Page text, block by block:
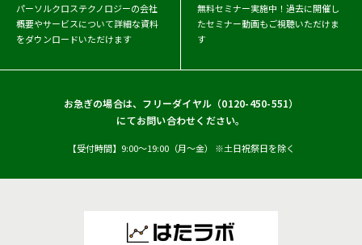
パーソルクロステクノロジーの会社
概要やサービスについて詳細な資料
をダウンロードいただけます
無料セミナー実施中！ 過去に開催し
たセミナー動画もご視聴いただけま
す
お急ぎの場合は、フリーダイヤル（0120-450-551）
にてお問い合わせください。
【受付時間】9:00〜19:00（月〜金） ※土日祝祭日を除く